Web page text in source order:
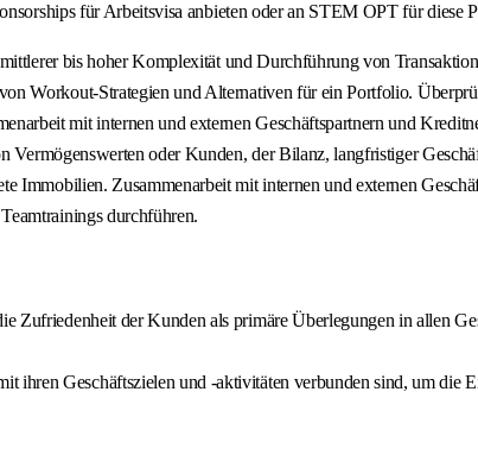
für Arbeitsvisa anbieten oder an STEM OPT für diese
bis hoher Komplexität und Durchführung von
Workout-Strategien und Alternativen für ein Portfolio.
mit internen und externen Geschäftspartnern und
oder Kunden, der Bilanz, langfristiger
Zusammenarbeit mit internen und externen
durchführen.
Zufriedenheit der Kunden als primäre Überlegungen in allen
ihren Geschäftszielen und -aktivitäten verbunden sind, um die